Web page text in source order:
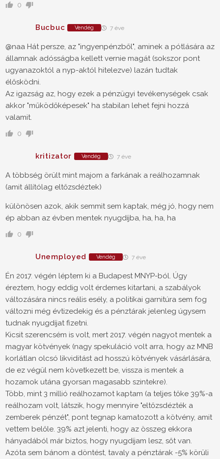
0
Bucbuc Vendég 7 éve
@naa Hát persze, az "ingyenpénzből", aminek a pótlására az
államnak adósságba kellett vernie magát (sokszor pont
ugyanazoktól a nyp-aktól hitelezve) lazán tudtak
élősködni.
Az igazság az, hogy ezek a pénzügyi tevékenységek csak
akkor "működőképesek" ha stabilan lehet fejni hozzá
valamit.
0
kritizator Vendég 7 éve
A többség örült mint majom a farkának a reálhozamnak
(amit állítólag eltőzsdéztek)
különösen azok, akik semmit sem kaptak, még jó, hogy nem
ép abban az évben mentek nyugdíjba, ha, ha, ha
0
Unemployed Vendég 7 éve
Én 2017. végén léptem ki a Budapest MNYP-ból. Úgy
éreztem, hogy eddig volt érdemes kitartani, a szabályok
változására nincs reális esély, a politikai garnitúra sem fog
változni még évtizedekig és a pénztárak jelenleg úgysem
tudnak nyugdíjat fizetni.
Kicsit szerencsém is volt, mert 2017. végén nagyot mentek a
magyar kötvények (nagy spekuláció volt arra, hogy az MNB
korlátlan olcsó likviditást ad hosszú kötvények vásárlására,
de ez végül nem következett be, vissza is mentek a
hozamok utána gyorsan magasabb szintekre).
Több, mint 3 millió reálhozamot kaptam (a teljes tőke 39%-a
reálhozam volt, látszik, hogy mennyire "eltőzsdézték a
zemberek pénzét", pont tegnap kamatozott a kötvény, amit
vettem belőle. 39% azt jelenti, hogy az összeg ekkora
hányadából már biztos, hogy nyugdíjam lesz, sőt van.
Azóta sem bánom a döntést, tavaly a pénztárak -5% körüli